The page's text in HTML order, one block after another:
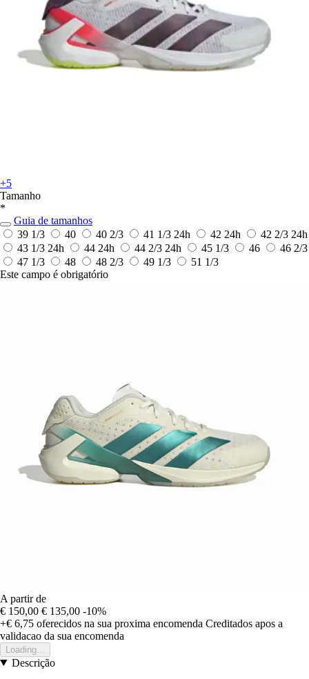
+5
Tamanho
*
Guia de tamanhos
39 1/3
40 40 2/3 41 1/3 24h 42 24h 42 2/3 24h
43 1/3 24h 44 24h 44 2/3 24h 45 1/3 46
46 2/3
47 1/3
48 48 2/3 49 1/3
51 1/3
Este campo é obrigatório
A partir de
€ 150,00 € 135,00 -10%
+€ 6,75 oferecidos na sua proxima encomenda Creditados apos a
validacao da sua encomenda
Loading...
Descrição